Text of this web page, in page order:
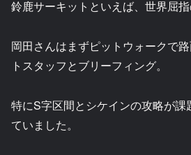
鈴鹿サーキットといえば、世界屈指
岡田さんはまずピットウォークで
トスタッフとブリーフィング。
特にS字区間とシケインの攻略が課
ていました。